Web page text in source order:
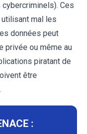
Ces
mal les
données peut
privée ou même au
piratant de
être
: